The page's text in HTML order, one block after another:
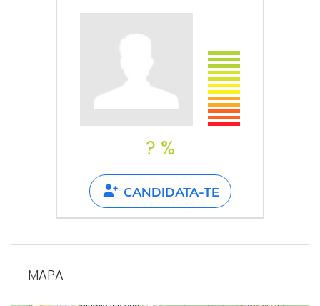
? %
CANDIDATA-TE
MAPA